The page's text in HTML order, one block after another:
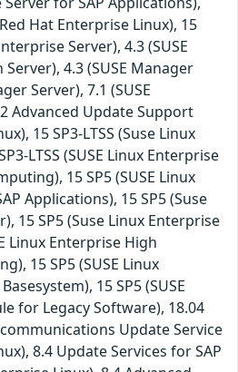
Hat Enterprise Linux), 15
Server), 4.3 (SUSE
4.3 (SUSE Manager
Server), 7.1 (SUSE
Advanced Update Support
15 SP3-LTSS (Suse Linux
LTSS (SUSE Linux Enterprise
15 SP5 (SUSE Linux
Applications), 15 SP5 (Suse
15 SP5 (Suse Linux Enterprise
Linux Enterprise High
15 SP5 (SUSE Linux
15 SP5 (SUSE
for Legacy Software), 18.04
Update Service
8.4 Update Services for SAP